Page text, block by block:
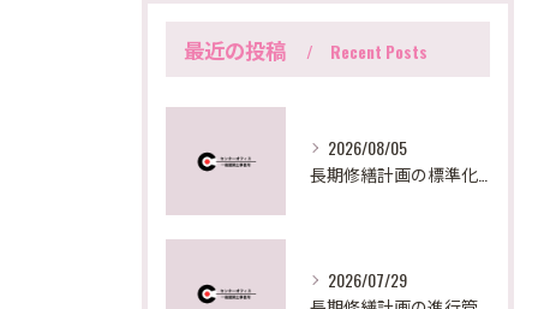
最近の投稿 Recent Posts
2026/08/05
2026/07/29